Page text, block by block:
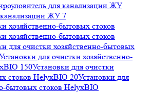
для канализации ЖУ
ЖУ 7
хозяйственно-бытовых стоков
хозяйственно-бытовых стоков
для очистки хозяйственно-бытовых
для очистки хозяйственно-
150Установки для очистки
стоков HelyxBIO 20Установки для
бытовых стоков HelyxBIO